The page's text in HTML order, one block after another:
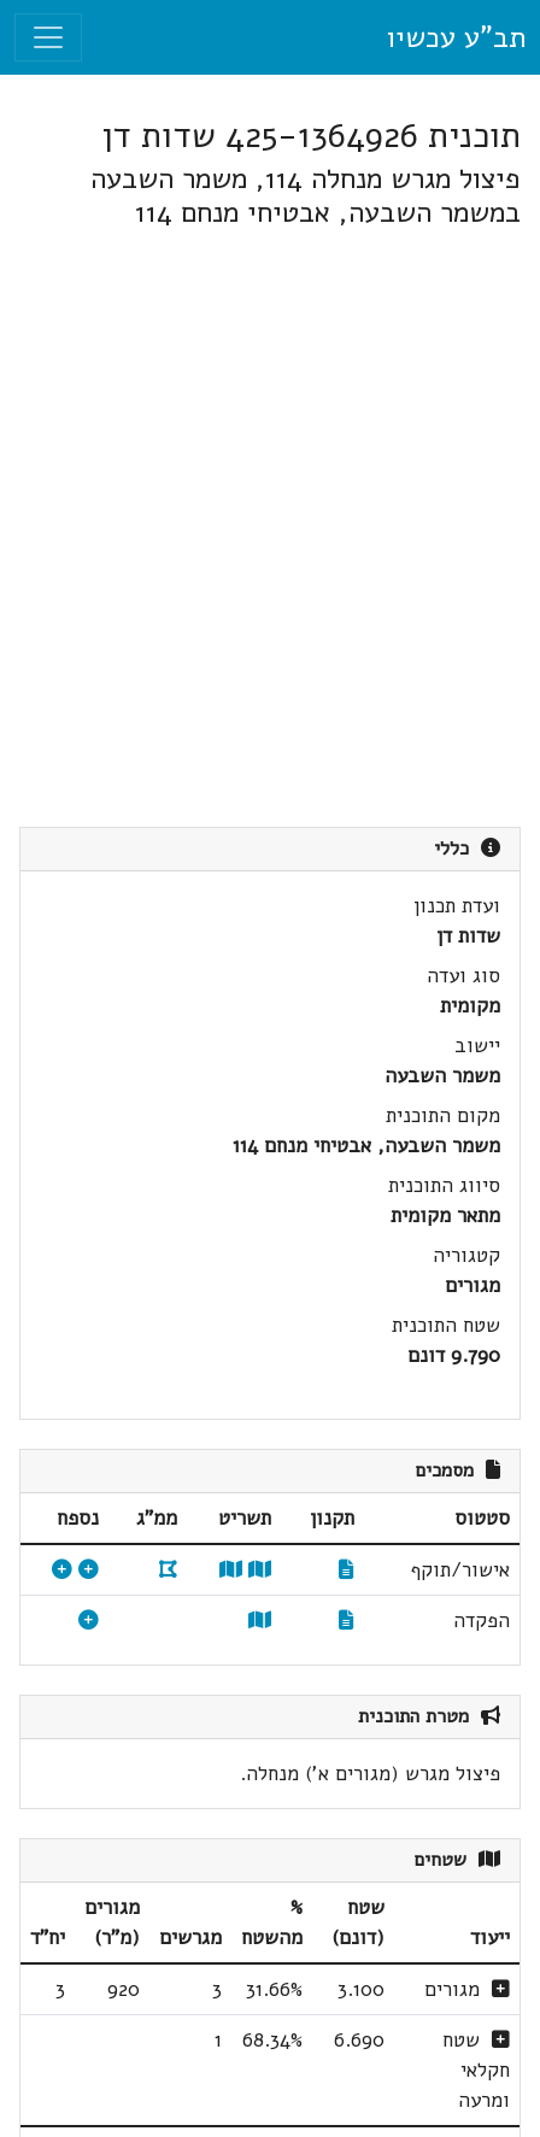
תב"ע עכשיו
תוכנית 425-1364926 שדות דן
פיצול מגרש מנחלה 114, משמר השבעה
במשמר השבעה, אבטיחי מנחם 114
כללי
ועדת תכנון
שדות דן
סוג ועדה
מקומית
יישוב
משמר השבעה
מקום התוכנית
משמר השבעה, אבטיחי מנחם 114
סיווג התוכנית
מתאר מקומית
קטגוריה
מגורים
שטח התוכנית
9.790 דונם
מסמכים
סטטוס תקנון תשריט ממ"ג
נספח
אישור/תוקף
הפקדה
מטרת התוכנית
פיצול מגרש (מגורים א') מנחלה.
שטחים
ייעוד
שטח
(דונם)
%
מהשטח
מגרשים
מגורים
(מ"ר)
יח"ד
מגורים
3.100
31.66%
3
920
3
שטח
חקלאי
ומרעה
6.690
68.34%
1